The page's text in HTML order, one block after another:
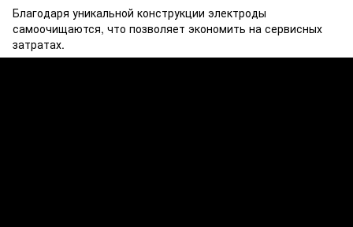
Благодаря уникальной конструкции электроды
самоочищаются, что позволяет экономить на сервисных
затратах.